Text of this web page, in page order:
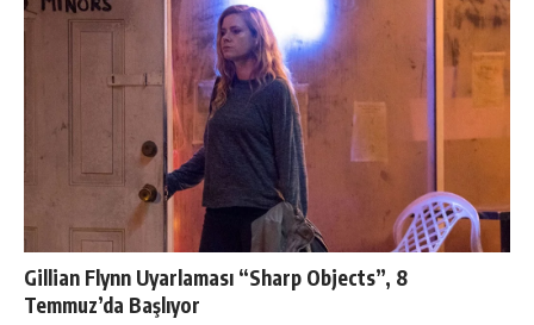
Gillian Flynn Uyarlaması “Sharp Objects”, 8
Temmuz’da Başlıyor